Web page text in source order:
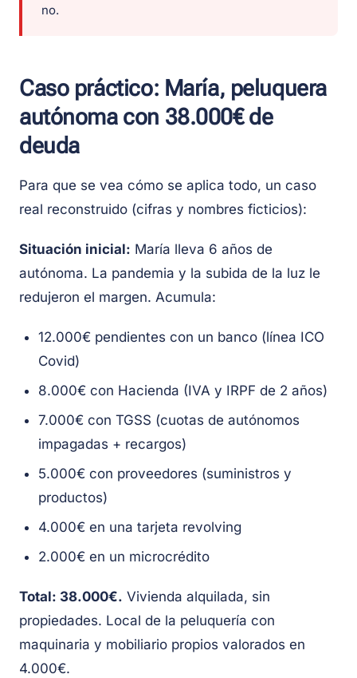
no.
Caso práctico: María, peluquera
autónoma con 38.000€ de
deuda
Para que se vea cómo se aplica todo, un caso
real reconstruido (cifras y nombres ficticios):
Situación inicial: María lleva 6 años de
autónoma. La pandemia y la subida de la luz le
redujeron el margen. Acumula:
12.000€ pendientes con un banco (línea ICO
Covid)
8.000€ con Hacienda (IVA y IRPF de 2 años)
7.000€ con TGSS (cuotas de autónomos
impagadas + recargos)
5.000€ con proveedores (suministros y
productos)
4.000€ en una tarjeta revolving
2.000€ en un microcrédito
Total: 38.000€. Vivienda alquilada, sin
propiedades. Local de la peluquería con
maquinaria y mobiliario propios valorados en
4.000€.